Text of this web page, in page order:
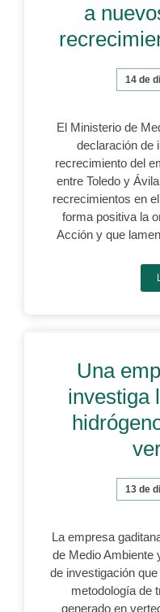
a
14 de
El Ministerio de
declaración de
recrecimiento del
entre Toledo y
recrecimientos en
forma positiva la
Acción y que
Una
investiga
13 de
La empresa
de Medio Ambiente
de investigación
metodología de
generado en